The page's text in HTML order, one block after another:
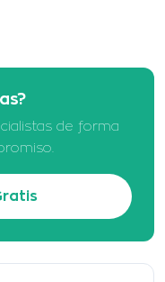
de forma